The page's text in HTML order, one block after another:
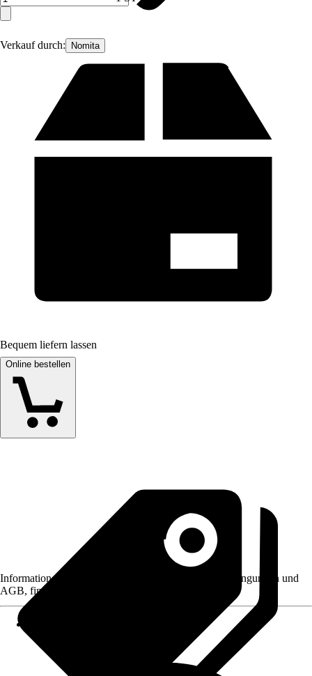
Verkauf durch: Nomita
Bequem liefern lassen
Online bestellen
Informationen des Verkäufers, wie z. B. Rückgabebedingungen und
AGB, finden Sie bei Klick auf den Verkäufernamen.